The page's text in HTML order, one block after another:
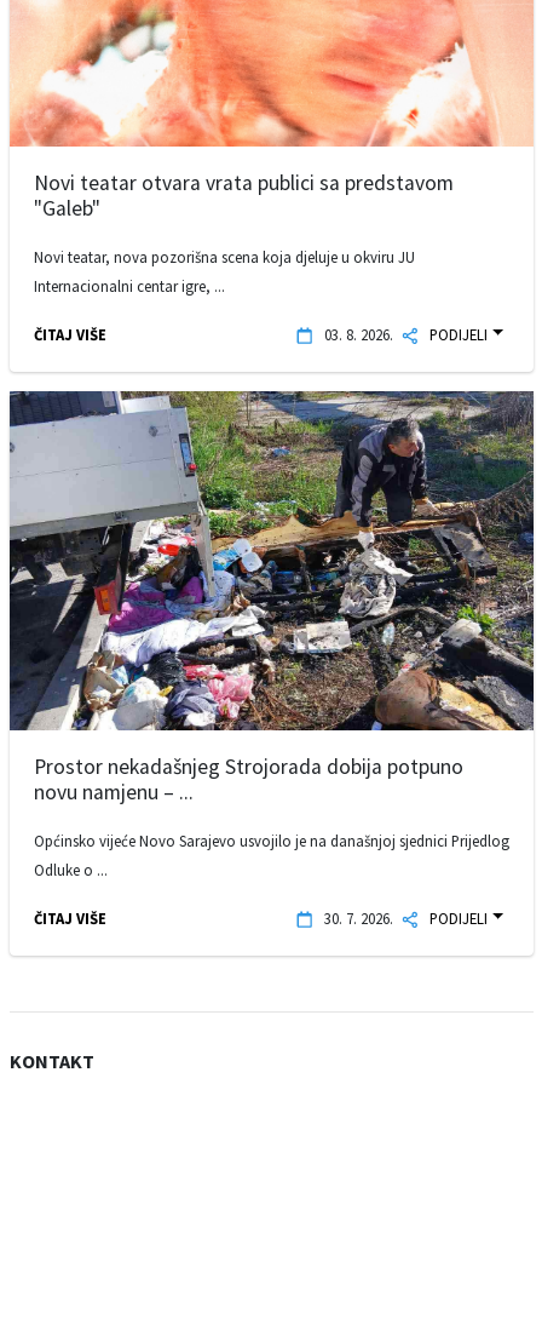
Novi teatar otvara vrata publici sa predstavom
"Galeb"
Novi teatar, nova pozorišna scena koja djeluje u okviru JU
Internacionalni centar igre, ...
ČITAJ VIŠE 03. 8. 2026. PODIJELI
Prostor nekadašnjeg Strojorada dobija potpuno
novu namjenu – ...
Općinsko vijeće Novo Sarajevo usvojilo je na današnjoj sjednici Prijedlog
Odluke o ...
ČITAJ VIŠE 30. 7. 2026. PODIJELI
KONTAKT